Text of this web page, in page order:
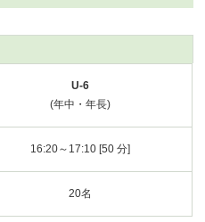
U-6
(年中・年長)
16:20～17:10 [50 分]
20名